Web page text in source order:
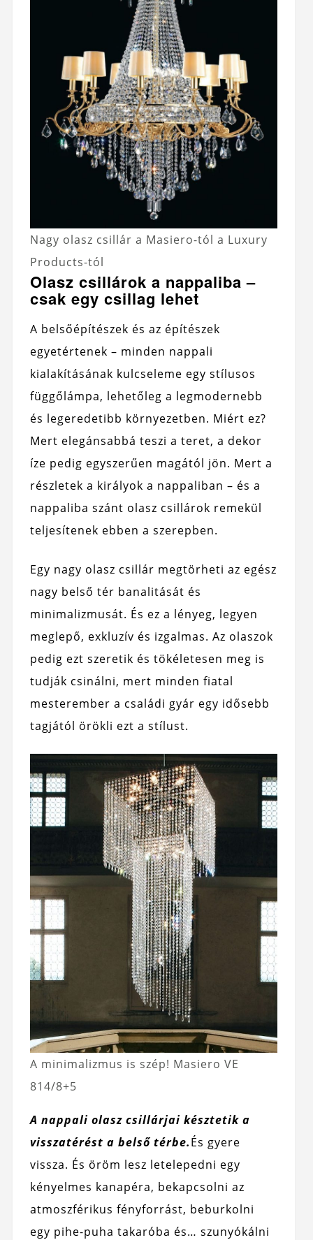
Nagy olasz csillár a Masiero-tól a Luxury
Products-tól
Olasz csillárok a nappaliba –
csak egy csillag lehet
A belsőépítészek és az építészek
egyetértenek – minden nappali
kialakításának kulcseleme egy stílusos
függőlámpa, lehetőleg a legmodernebb
és legeredetibb környezetben. Miért ez?
Mert elegánsabbá teszi a teret, a dekor
íze pedig egyszerűen magától jön. Mert a
részletek a királyok a nappaliban – és a
nappaliba szánt olasz csillárok remekül
teljesítenek ebben a szerepben.
Egy nagy olasz csillár megtörheti az egész
nagy belső tér banalitását és
minimalizmusát. És ez a lényeg, legyen
meglepő, exkluzív és izgalmas. Az olaszok
pedig ezt szeretik és tökéletesen meg is
tudják csinálni, mert minden fiatal
mesterember a családi gyár egy idősebb
tagjától örökli ezt a stílust.
A minimalizmus is szép! Masiero VE
814/8+5
A nappali olasz csillárjai késztetik a
visszatérést a belső térbe.És gyere
vissza. És öröm lesz letelepedni egy
kényelmes kanapéra, bekapcsolni az
atmoszférikus fényforrást, beburkolni
egy pihe-puha takaróba és… szunyókálni